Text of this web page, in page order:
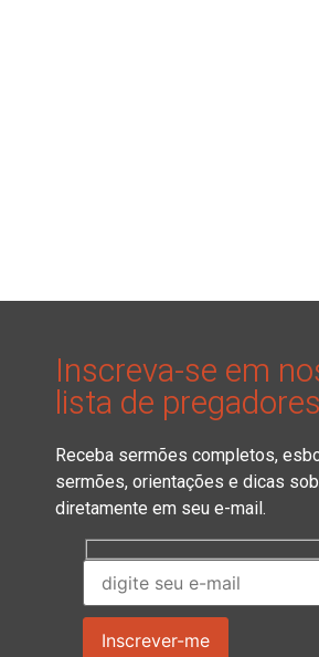
Inscreva-se em
lista de pregadores
Receba sermões completos,
sermões, orientações e dicas
diretamente em seu e-mail.